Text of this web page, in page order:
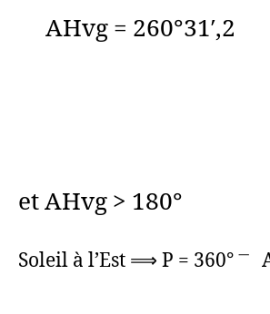
AHvg = 260°31′,2
et AHvg > 180°
Soleil à l’Est ⟹ P = 360° ㆒